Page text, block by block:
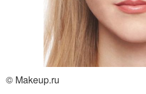
Макияж с челкой
Макияж под каре
© Makeup.ru